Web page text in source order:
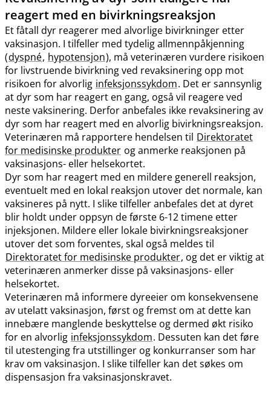
reagert med en bivirkningsreaksjon
Et fåtall dyr reagerer med alvorlige bivirkninger etter
vaksinasjon. I tilfeller med tydelig allmennpåkjenning
(dyspné, hypotensjon), må veterinæren vurdere risikoen
for livstruende bivirkning ved revaksinering opp mot
risikoen for alvorlig infeksjonssykdom. Det er sannsynlig
at dyr som har reagert en gang, også vil reagere ved
neste vaksinering. Derfor anbefales ikke revaksinering av
dyr som har reagert med en alvorlig bivirkningsreaksjon.
Veterinæren må rapportere hendelsen til Direktoratet
for medisinske produkter og anmerke reaksjonen på
vaksinasjons- eller helsekortet.
Dyr som har reagert med en mildere generell reaksjon,
eventuelt med en lokal reaksjon utover det normale, kan
vaksineres på nytt. I slike tilfeller anbefales det at dyret
blir holdt under oppsyn de første 6-12 timene etter
injeksjonen. Mildere eller lokale bivirkningsreaksjoner
utover det som forventes, skal også meldes til
Direktoratet for medisinske produkter, og det er viktig at
veterinæren anmerker disse på vaksinasjons- eller
helsekortet.
Veterinæren må informere dyreeier om konsekvensene
av utelatt vaksinasjon, først og fremst om at dette kan
innebære manglende beskyttelse og dermed økt risiko
for en alvorlig infeksjonssykdom. Dessuten kan det føre
til utestenging fra utstillinger og konkurranser som har
krav om vaksinasjon. I slike tilfeller kan det søkes om
dispensasjon fra vaksinasjonskravet.